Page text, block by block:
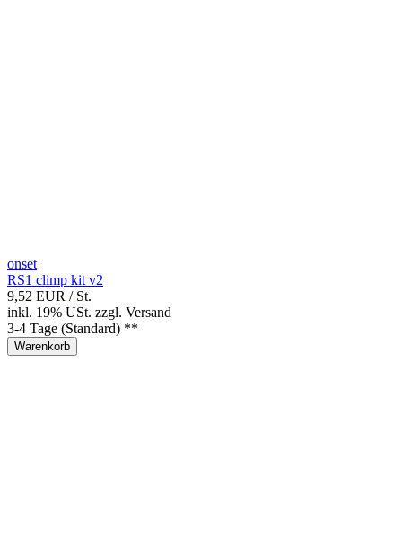
onset
RS1 climp kit v2
9,52 EUR / St.
inkl. 19% USt. zzgl. Versand
3-4 Tage (Standard) **
Warenkorb